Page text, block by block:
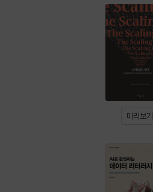
미리보기